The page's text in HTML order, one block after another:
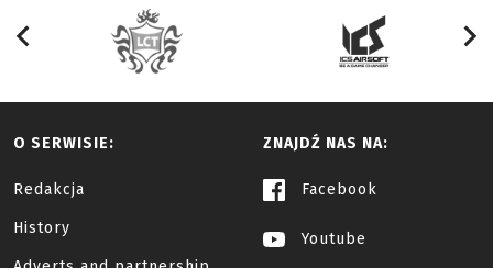
O SERWISIE:
Redakcja
History
ZNAJDŹ NAS NA:
Facebook
Youtube